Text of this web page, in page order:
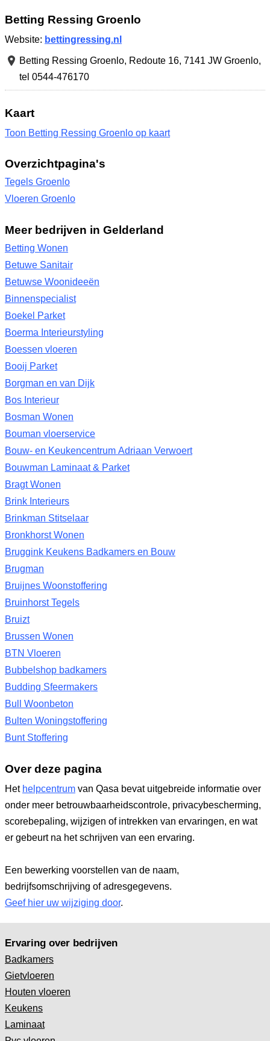
Betting Ressing Groenlo
Website: bettingressing.nl
Betting Ressing Groenlo, Redoute 16, 7141 JW Groenlo,
tel 0544-476170
Kaart
Toon Betting Ressing Groenlo op kaart
Overzichtpagina's
Tegels Groenlo
Vloeren Groenlo
Meer bedrijven in Gelderland
Betting Wonen
Betuwe Sanitair
Betuwse Woonideeën
Binnenspecialist
Boekel Parket
Boerma Interieurstyling
Boessen vloeren
Booij Parket
Borgman en van Dijk
Bos Interieur
Bosman Wonen
Bouman vloerservice
Bouw- en Keukencentrum Adriaan Verwoert
Bouwman Laminaat & Parket
Bragt Wonen
Brink Interieurs
Brinkman Stitselaar
Bronkhorst Wonen
Bruggink Keukens Badkamers en Bouw
Brugman
Bruijnes Woonstoffering
Bruinhorst Tegels
Bruizt
Brussen Wonen
BTN Vloeren
Bubbelshop badkamers
Budding Sfeermakers
Bull Woonbeton
Bulten Woningstoffering
Bunt Stoffering
Over deze pagina
Het helpcentrum van Qasa bevat uitgebreide informatie over
onder meer betrouwbaarheidscontrole, privacybescherming,
scorebepaling, wijzigen of intrekken van ervaringen, en wat
er gebeurt na het schrijven van een ervaring.
Een bewerking voorstellen van de naam,
bedrijfsomschrijving of adresgegevens.
Geef hier uw wijziging door.
Ervaring over bedrijven
Badkamers
Gietvloeren
Houten vloeren
Keukens
Laminaat